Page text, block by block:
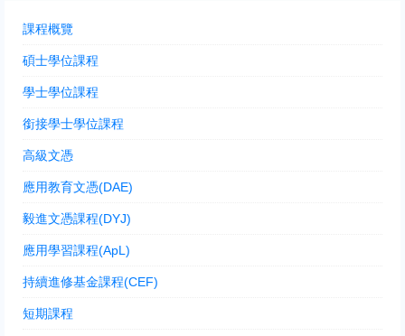
課程概覽
碩士學位課程
學士學位課程
銜接學士學位課程
高級文憑
應用教育文憑(DAE)
毅進文憑課程(DYJ)
應用學習課程(ApL)
持續進修基金課程(CEF)
短期課程